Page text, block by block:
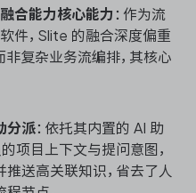
合能力核心能力 ：作为流
件，Slite 的融合深度偏重
非复杂业务流编排，其核心
分派：依托其内置的 AI 助
项目上下文与提问意图，
送高关联知识，省去了人